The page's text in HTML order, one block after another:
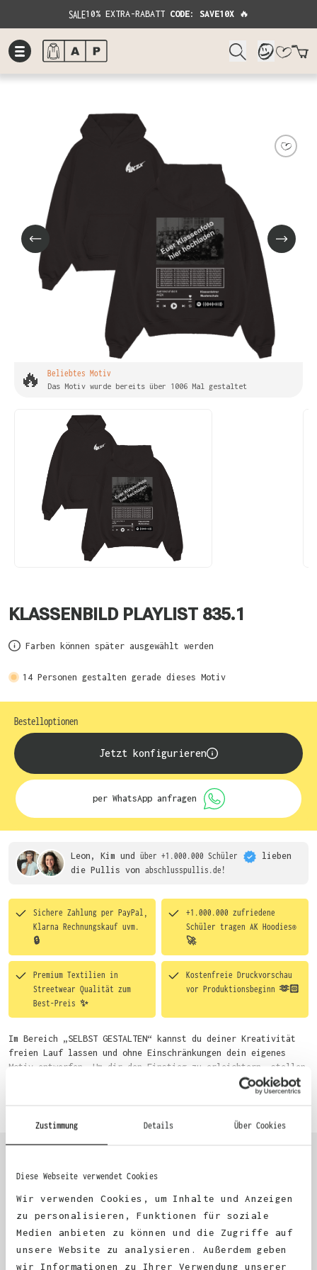
Zustimmung Details Über Cookies
Diese Webseite verwendet Cookies
Wir verwenden Cookies, um Inhalte und Anzeigen
zu personalisieren, Funktionen für soziale
Medien anbieten zu können und die Zugriffe auf
unsere Website zu analysieren. Außerdem geben
wir Informationen zu Ihrer Verwendung unserer
SALE10% EXTRA-RABATT CODE: SAVE10X🔥
🔥 Beliebtes Motiv
Das Motiv wurde bereits über 1006 Mal gestaltet
KLASSENBILD PLAYLIST 835.1
Farben können später ausgewählt werden
14 Personen gestalten gerade dieses Motiv
Bestelloptionen
Jetzt konfigurieren
per WhatsApp anfragen
Leon, Kim und über +1.000.000 Schüler
lieben
die Pullis von abschlusspullis.de!
Sichere Zahlung per PayPal,
Klarna Rechnungskauf uvm.
🔒
+1.000.000 zufriedene
Schüler tragen AK Hoodies®
🚀
Premium Textilien in
Streetwear Qualität zum
Best-Preis ✨
Kostenfreie Druckvorschau
vor Produktionsbeginn 🫶🏻
Im Bereich „SELBST GESTALTEN“ kannst du deiner Kreativität
freien Lauf lassen und ohne Einschränkungen dein eigenes
Motiv entwerfen. Um dir den Einstieg zu erleichtern, stellen
wir eine von unseren Designern vorgefertigte Vorlage bereit.
Wähle einfach deine Wunsch-Produkte auf dieser Seite aus und
du auch bequem über das Bestellformular, per E-Mail oder
KUNDEN FEEDBACK 🫶
Excellent